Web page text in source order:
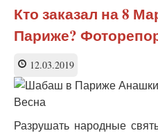
Bros
заменит
Аквамена
Кто заказал на 8
Париже?
12.03.2019
Разрушать народные